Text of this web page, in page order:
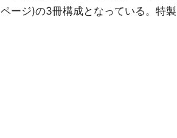
ページ)の3冊構成となっている。特製